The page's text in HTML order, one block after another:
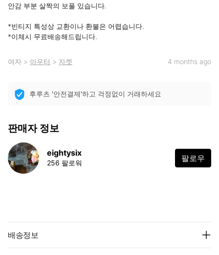
안감 부분 살짝의 보풀 있습니다.
*빈티지 특성상 교환이나 환불은 어렵습니다.
*이체시 무료배송해드립니다.
여자 > 아우터 > 자켓 4 months ago
후루츠 '안전결제'하고 걱정없이 거래하세요
판매자 정보
eightysix
256 팔로워 팔로우
배송정보